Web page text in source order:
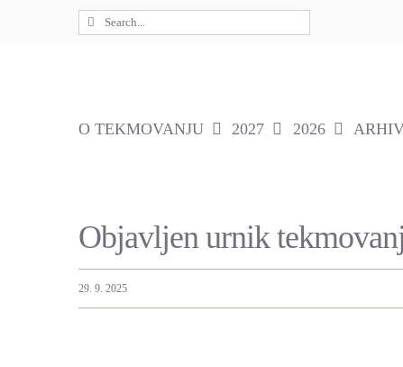
Search
O TEKMOVANJU 2027 2026
Objavljen urnik
29. 9. 2025